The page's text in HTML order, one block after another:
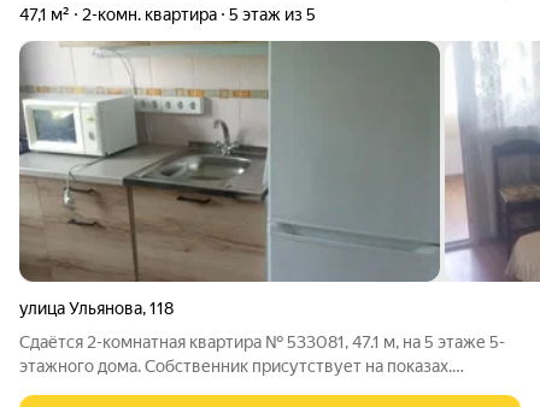
47,1 м² 2-комн. квартира 5 этаж из 5
улица Ульянова,118
Сдаётся 2-комнатная квартира № 533081, 47.1 м, на 5 этаже 5-
этажного дома. Собственник присутствует на показах.